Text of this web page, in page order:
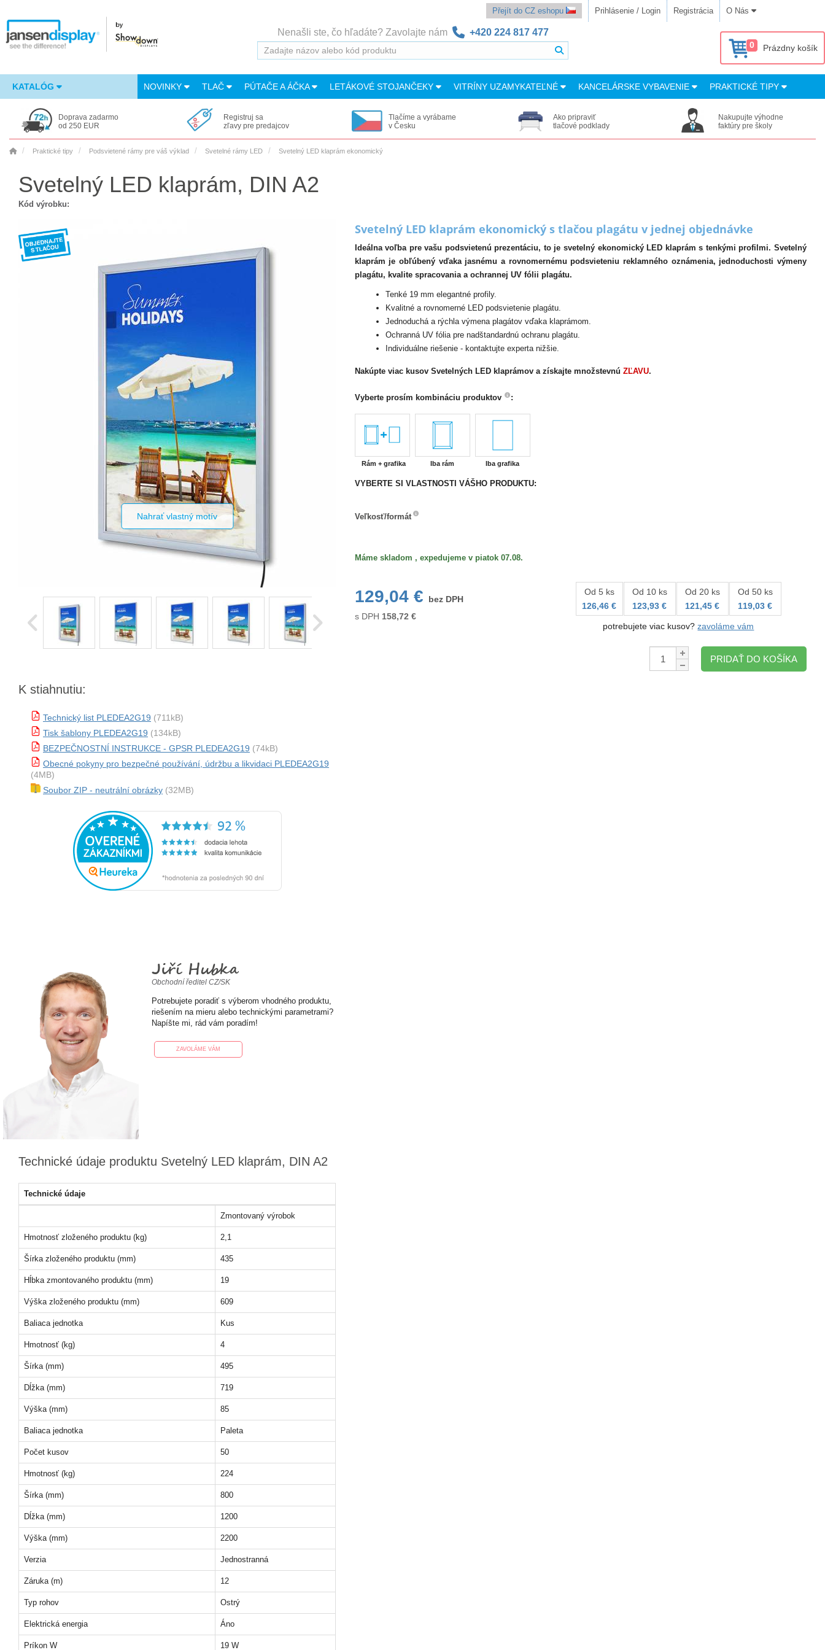
Přejít do CZ eshopu Prihlásenie / Login Registrácia O Nás
Nenašli ste, čo hľadáte? Zavolajte nám +420 224 817 477
0 Prázdny košík
KATALÓG NOVINKY TLAČ PÚTAČE A ÁČKA LETÁKOVÉ STOJANČEKY VITRÍNY UZAMYKATEĽNÉ KANCELÁRSKE VYBAVENIE PRAKTICKÉ TIPY
Doprava zadarmo
od 250 EUR
Registruj sa
zľavy pre predajcov
Tlačíme a vyrábame
v Česku
Ako pripraviť
tlačové podklady
Nakupujte výhodne
faktúry pre školy
Praktické tipy Podsvietené rámy pre váš výklad Svetelné rámy LED Svetelný LED klaprám ekonomický
Svetelný LED klaprám, DIN A2
Kód výrobku:
Nahrať vlastný motív
K stiahnutiu:
Technický list PLEDEA2G19 (711kB)
Tisk šablony PLEDEA2G19 (134kB)
BEZPEČNOSTNÍ INSTRUKCE - GPSR PLEDEA2G19 (74kB)
Obecné pokyny pro bezpečné používání, údržbu a likvidaci PLEDEA2G19
(4MB)
Soubor ZIP - neutrální obrázky (32MB)
Jiří Hubka
Obchodní ředitel CZ/SK
Potrebujete poradiť s výberom vhodného produktu,
riešením na mieru alebo technickými parametrami?
Napíšte mi, rád vám poradím!
ZAVOLÁME VÁM
Technické údaje produktu Svetelný LED klaprám, DIN A2
Technické údaje
Zmontovaný výrobok
Hmotnosť zloženého produktu (kg) 2,1
Šírka zloženého produktu (mm) 435
Hĺbka zmontovaného produktu (mm) 19
Výška zloženého produktu (mm) 609
Baliaca jednotka Kus
Hmotnosť (kg) 4
Šírka (mm) 495
Dĺžka (mm) 719
Výška (mm) 85
Baliaca jednotka Paleta
Počet kusov 50
Hmotnosť (kg) 224
Šírka (mm) 800
Dĺžka (mm) 1200
Výška (mm) 2200
Verzia Jednostranná
Záruka (m) 12
Typ rohov Ostrý
Elektrická energia Áno
Príkon W 19 W
Svetelný LED klaprám ekonomický s tlačou plagátu v jednej objednávke
Ideálna voľba pre vašu podsvietenú prezentáciu, to je svetelný ekonomický LED klaprám s tenkými profilmi. Svetelný
klaprám je obľúbený vďaka jasnému a rovnomernému podsvieteniu reklamného oznámenia, jednoduchosti výmeny
plagátu, kvalite spracovania a ochrannej UV fólii plagátu.
Tenké 19 mm elegantné profily.
Kvalitné a rovnomerné LED podsvietenie plagátu.
Jednoduchá a rýchla výmena plagátov vďaka klaprámom.
Ochranná UV fólia pre nadštandardnú ochranu plagátu.
Individuálne riešenie - kontaktujte experta nižšie.
Nakúpte viac kusov Svetelných LED klaprámov a získajte množstevnú ZĽAVU.
Vyberte prosím kombináciu produktov :
Rám + grafika Iba rám Iba grafika
VYBERTE SI VLASTNOSTI VÁŠHO PRODUKTU:
Veľkosť/formát
Máme skladom , expedujeme v piatok 07.08.
129,04 €
bez DPH
s DPH 158,72 €
Od 5 ks
126,46 €
Od 10 ks
123,93 €
Od 20 ks
121,45 €
Od 50 ks
119,03 €
potrebujete viac kusov?zavoláme vám
Množstvo:
PRIDAŤ DO KOŠÍKA